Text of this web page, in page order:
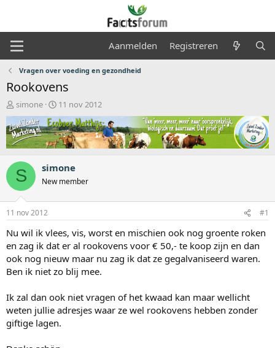
Aanmelden Registreren
Vragen over voeding en gezondheid
Rookovens
O
n
d
e
r
w
e
r
p
s
t
r
t
e
r
simone
S
t
a
r
t
a
t
m
11 nov 2012
S simone
New member
11 nov 2012 #1
Nu wil ik vlees, vis, worst en mischien ook nog groente roken
en zag ik dat er al rookovens voor € 50,- te koop zijn en dan
ook nog nieuw maar nu zag ik dat ze gegalvaniseerd waren.
Ben ik niet zo blij mee.
Ik zal dan ook niet vragen of het kwaad kan maar wellicht
weten jullie adresjes waar ze wel rookovens hebben zonder
giftige lagen.